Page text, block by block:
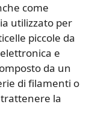
come
utilizzato per
piccole da
e
da un
di filamenti o
la